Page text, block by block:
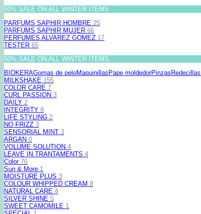
50% SALE ON ALL WINTER ITEMS
PARFUMS SAPHIR HOMBRE 25
PARFUMS SAPHIR MUJER 66
PERFUMES ALVAREZ GOMEZ 17
TESTER 65
50% SALE ON ALL WINTER ITEMS
BIOKERAGomas de peloMaquinillas Pape moldedorPinzas Redecillas
MILKSHAKE 155
COLOR CARE 7
CURL PASSION 3
DAILY 2
INTEGRITY 8
LIFE STYLING 2
NO FRIZZ 3
SENSORIAL MINT 3
ARGAN 0
VOLUME SOLUTION 4
LEAVE IN TRANTAMENTS 4
Color 76
Sun & More 1
MOISTURE PLUS 3
COLOUR WHIPPED CREAM 8
NATURAL CARE 4
SILVER SHINE 5
SWEET CAMOMILE 1